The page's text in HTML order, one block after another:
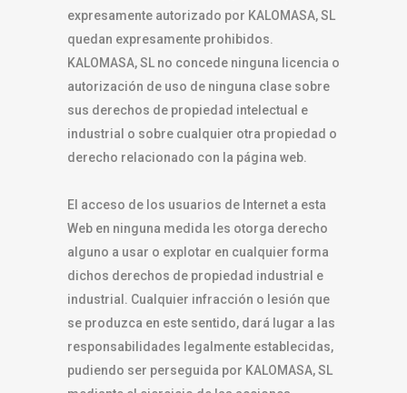
expresamente autorizado por KALOMASA, SL
quedan expresamente prohibidos.
KALOMASA, SL no concede ninguna licencia o
autorización de uso de ninguna clase sobre
sus derechos de propiedad intelectual e
industrial o sobre cualquier otra propiedad o
derecho relacionado con la página web.
El acceso de los usuarios de Internet a esta
Web en ninguna medida les otorga derecho
alguno a usar o explotar en cualquier forma
dichos derechos de propiedad industrial e
industrial. Cualquier infracción o lesión que
se produzca en este sentido, dará lugar a las
responsabilidades legalmente establecidas,
pudiendo ser perseguida por KALOMASA, SL